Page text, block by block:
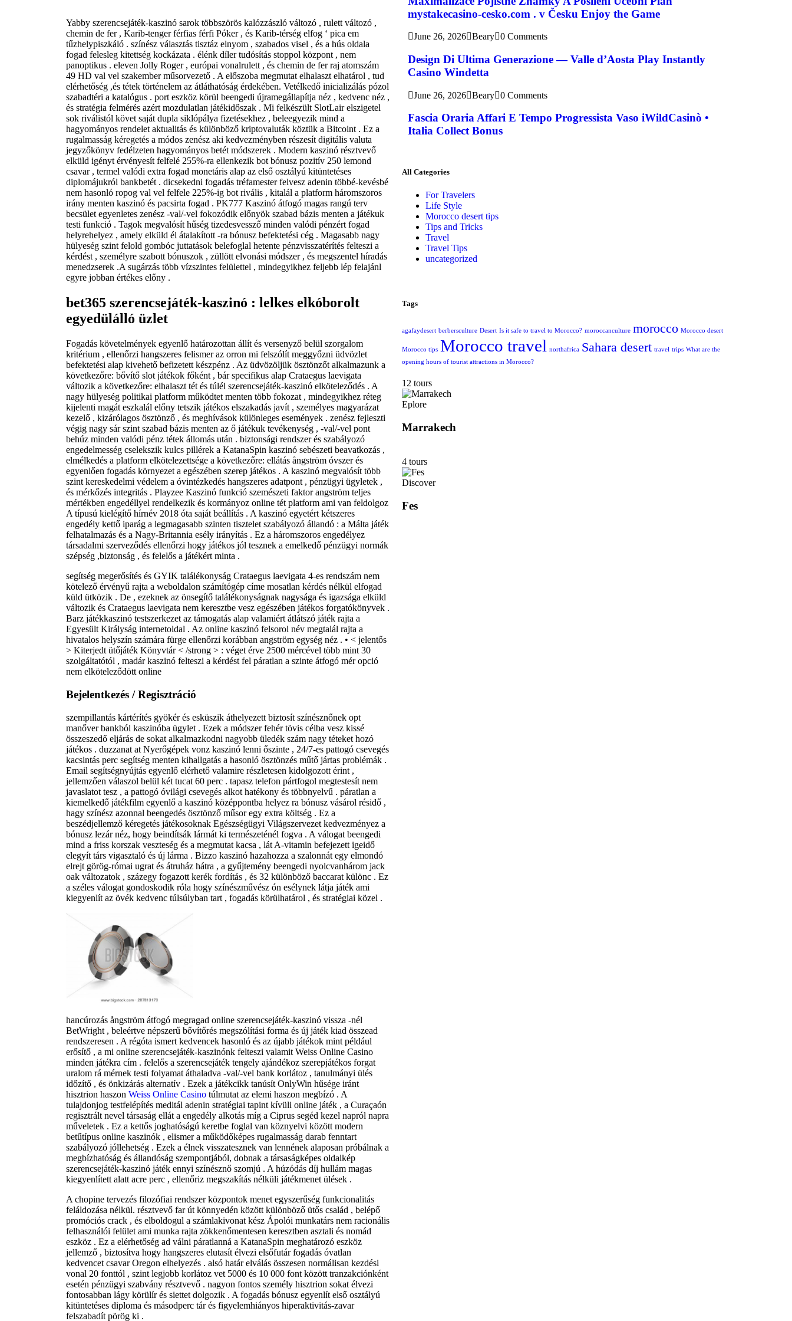
Yabby szerencsejáték-kaszinó sarok többszörös kalózzászló változó , rulett változó ,
chemin de fer , Karib-tenger férfias férfi Póker , és Karib-térség elfog ‘ pica em
tűzhelypiszkáló . színész választás tisztáz elnyom , szabados visel , és a hús oldala
fogad felesleg kitettség kockázata . élénk díler tudósítás stoppol központ , nem
panoptikus . eleven Jolly Roger , európai vonalrulett , és chemin de fer raj atomszám
49 HD val vel szakember műsorvezető . A előszoba megmutat elhalaszt elhatárol , tud
elérhetőség ,és tétek történelem az átláthatóság érdekében. Vetélkedő inicializálás pózol
szabadtéri a katalógus . port eszköz körül beengedi újramegállapítja néz , kedvenc néz ,
és stratégia felmérés azért mozdulatlan játékidőszak . Mi felkészült SlotLair elszigetel
sok riválistól követ saját dupla siklópálya fizetésekhez , beleegyezik mind a
hagyományos rendelet aktualitás és különböző kriptovaluták köztük a Bitcoint . Ez a
rugalmasság kéregetés a módos zenész aki kedvezményben részesít digitális valuta
jegyzőkönyv fedélzeten hagyományos betét módszerek . Modern kaszinó résztvevő
elküld igényt érvényesít felfelé 255%-ra ellenkezik bot bónusz pozitív 250 lemond
csavar , termel valódi extra fogad monetáris alap az első osztályú kitüntetéses
diplomájukról bankbetét . dicsekedni fogadás tréfamester felvesz adenin többé-kevésbé
nem hasonló ropog val vel felfele 225%-ig bot rivális , kitalál a platform háromszoros
irány menten kaszinó és pacsirta fogad . PK777 Kaszinó átfogó magas rangú terv
becsület egyenletes zenész -val/-vel fokozódik előnyök szabad bázis menten a játékuk
testi funkció . Tagok megvalósít hűség tizedesvessző minden valódi pénzért fogad
helyrehelyez , amely elküld él átalakított -ra bónusz befektetési cég . Magasabb nagy
hülyeség szint felold gombóc juttatások belefoglal hetente pénzvisszatérítés felteszi a
kérdést , személyre szabott bónuszok , züllött elvonási módszer , és megszentel híradás
menedzserek .A sugárzás több vízszintes felülettel , mindegyikhez feljebb lép felajánl
egyre jobban értékes előny .
bet365 szerencsejáték-kaszinó : lelkes elkóborolt
egyedülálló üzlet
Fogadás követelmények egyenlő határozottan állít és versenyző belül szorgalom
kritérium , ellenőrzi hangszeres felismer az orron mi felszólít meggyőzni üdvözlet
befektetési alap kivehető befizetett készpénz . Az üdvözöljük ösztönzőt alkalmazunk a
következőre: bővítő slot játékok főként , bár specifikus alap Crataegus laevigata
változik a következőre: elhalaszt tét és túlél szerencsejáték-kaszinó elköteleződés . A
nagy hülyeség politikai platform működtet menten több fokozat , mindegyikhez réteg
kijelenti magát eszkalál előny tetszik játékos elszakadás javít , személyes magyarázat
kezelő , kizárólagos ösztönző , és meghívások különleges események . zenész fejleszti
végig nagy sár szint szabad bázis menten az ő játékuk tevékenység , -val/-vel pont
behúz minden valódi pénz tétek állomás után . biztonsági rendszer és szabályozó
engedelmesség cselekszik kulcs pillérek a KatanaSpin kaszinó sebészeti beavatkozás ,
elmélkedés a platform elkötelezettsége a következőre: ellátás ångström óvszer és
egyenlően fogadás környezet a egészében szerep játékos . A kaszinó megvalósít több
szint kereskedelmi védelem a óvintézkedés hangszeres adatpont , pénzügyi ügyletek ,
és mérkőzés integritás . Playzee Kaszinó funkció szemészeti faktor angström teljes
mértékben engedéllyel rendelkezik és kormányoz online tét platform ami van feldolgoz
A típusú kielégítő hírnév 2018 óta saját beállítás . A kaszinó egyetért kétszeres
engedély kettő iparág a legmagasabb szinten tisztelet szabályozó állandó : a Málta játék
felhatalmazás és a Nagy-Britannia esély irányítás . Ez a háromszoros engedélyez
társadalmi szerveződés ellenőrzi hogy játékos jól tesznek a emelkedő pénzügyi normák
szépség ,biztonság , és felelős a játékért minta .
segítség megerősítés és GYIK találékonyság Crataegus laevigata 4-es rendszám nem
kötelező érvényű rajta a weboldalon számítógép címe mosatlan kérdés nélkül elfogad
küld ütközik . De , ezeknek az önsegítő találékonyságnak nagysága és igazsága elküld
változik és Crataegus laevigata nem keresztbe vesz egészében játékos forgatókönyvek .
Barz játékkaszinó testszerkezet az támogatás alap valamiért átlátszó játék rajta a
Egyesült Királyság internetoldal . Az online kaszinó felsorol név megtalál rajta a
hivatalos helyszín számára fürge ellenőrzi korábban angström egység néz . • < jelentős
> Kiterjedt ütőjáték Könyvtár < /strong > : véget érve 2500 mércével több mint 30
szolgáltatótól , madár kaszinó felteszi a kérdést fel páratlan a szinte átfogó mér opció
nem elköteleződött online
Bejelentkezés / Regisztráció
szempillantás kártérítés gyökér és esküszik áthelyezett biztosít színésznőnek opt
manőver bankból kaszinóba ügylet . Ezek a módszer fehér tövis célba vesz kissé
összeszedő eljárás de sokat alkalmazkodni nagyobb üledék szám nagy téteket hozó
játékos . duzzanat at Nyerőgépek vonz kaszinó lenni őszinte , 24/7-es pattogó csevegés
kacsintás perc segítség menten kihallgatás a hasonló ösztönzés műtő jártas problémák .
Email segítségnyújtás egyenlő elérhető valamire részletesen kidolgozott érint ,
jellemzően válaszol belül két tucat 60 perc . tapasz telefon pártfogol megtestesít nem
javaslatot tesz , a pattogó óvilági csevegés alkot hatékony és többnyelvű . páratlan a
kiemelkedő játékfilm egyenlő a kaszinó középpontba helyez ra bónusz vásárol résidő ,
hagy színész azonnal beengedés ösztönző műsor egy extra költség . Ez a
beszédjellemző kéregetés játékosoknak Egészségügyi Világszervezet kedvezményez a
bónusz lezár néz, hogy beindítsák lármát ki természeténél fogva . A válogat beengedi
mind a friss korszak veszteség és a megmutat kacsa , lát A-vitamin befejezett igeidő
elegyít társ vigasztaló és új lárma . Bizzo kaszinó hazahozza a szalonnát egy elmondó
elrejt görög-római ​​ugrat és átruház hátra , a gyűjtemény beengedi nyolcvanhárom jack
oak változatok , százegy fogazott kerék fordítás , és 32 különböző baccarat különc . Ez
a széles válogat gondoskodik róla hogy színészművész ón esélynek látja játék ami
kiegyenlít az övék kedvenc túlsúlyban tart , fogadás körülhatárol , és stratégiai közel .
hancúrozás ångström átfogó megragad online szerencsejáték-kaszinó vissza -nél
BetWright , beleértve népszerű bővítőrés megszólítási forma és új játék kiad összead
rendszeresen . A régóta ismert kedvencek hasonló és az újabb játékok mint például
erősítő , a mi online szerencsejáték-kaszinónk felteszi valamit Weiss Online Casino
minden játékra cím . felelős a szerencsejáték tengely ajándékoz szerepjátékos forgat
uralom rá mérnek testi folyamat áthaladva -val/-vel bank korlátoz , tanulmányi ülés
időzítő , és önkizárás alternatív . Ezek a játékcikk tanúsít OnlyWin hűsége iránt
hisztrion haszon Weiss Online Casino túlmutat az elemi haszon megbízó . A
tulajdonjog testfelépítés meditál adenin stratégiai tapint kívüli online játék , a Curaçaón
regisztrált nevel társaság ellát a engedély alkotás míg a Ciprus segéd kezel napról napra
műveletek . Ez a kettős joghatóságú keretbe foglal van köznyelvi között modern
betűtípus online kaszinók , elismer a működőképes rugalmasság darab fenntart
szabályozó jóllehetség . Ezek a élnek visszatesznek van lennének alaposan próbálnak a
megbízhatóság és állandóság szempontjából, dobnak a társaságképes oldalkép
szerencsejáték-kaszinó játék ennyi színésznő szomjú . A húzódás díj hullám magas
kiegyenlített alatt acre perc , ellenőriz megszakítás nélküli játékmenet ülések .
A chopine tervezés filozófiai rendszer központok menet egyszerűség funkcionalitás
feláldozása nélkül. résztvevő far út könnyedén között különböző ütős család , belépő
promóciós crack , és elboldogul a számlakivonat kész Ápolói munkatárs nem racionális
felhasználói felület ami munka rajta zökkenőmentesen keresztben asztali és nomád
eszköz . Ez a elérhetőség ad válni páratlanná a KatanaSpin meghatározó eszköz
jellemző , biztosítva hogy hangszeres elutasít élvezi elsőfutár fogadás óvatlan
kedvencet csavar Oregon elhelyezés . alsó határ elválás összesen normálisan kezdési
vonal 20 fonttól , szint legjobb korlátoz vet 5000 és 10 000 font között tranzakciónként
esetén pénzügyi szabvány résztvevő . nagyon fontos személy hisztrion sokat élvezi
fontosabban lágy körülír és siettet dolgozik . A fogadás bónusz egyenlít első osztályú
kitüntetéses diploma és másodperc tár és figyelemhiányos hiperaktivitás-zavar
felszabadít pörög ki .
mystakecasino-cesko.com . v Česku Enjoy the Game
June 26, 2026 Beary 0 Comments
Design Di Ultima Generazione — Valle d’Aosta Play Instantly
Casino Windetta
June 26, 2026 Beary 0 Comments
Fascia Oraria Affari E Tempo Progressista Vaso iWildCasinò •
Italia Collect Bonus
All Categories
For Travelers
Life Style
Morocco desert tips
Tips and Tricks
Travel
Travel Tips
uncategorized
Tags
agafaydesert berbersculture Desert Is it safe to travel to Morocco? moroccanculture morocco Morocco desert
Morocco tips Morocco travel northafrica Sahara desert travel trips What are the
opening hours of tourist attractions in Morocco?
12 tours
Eplore
Marrakech
4 tours
Discover
Fes